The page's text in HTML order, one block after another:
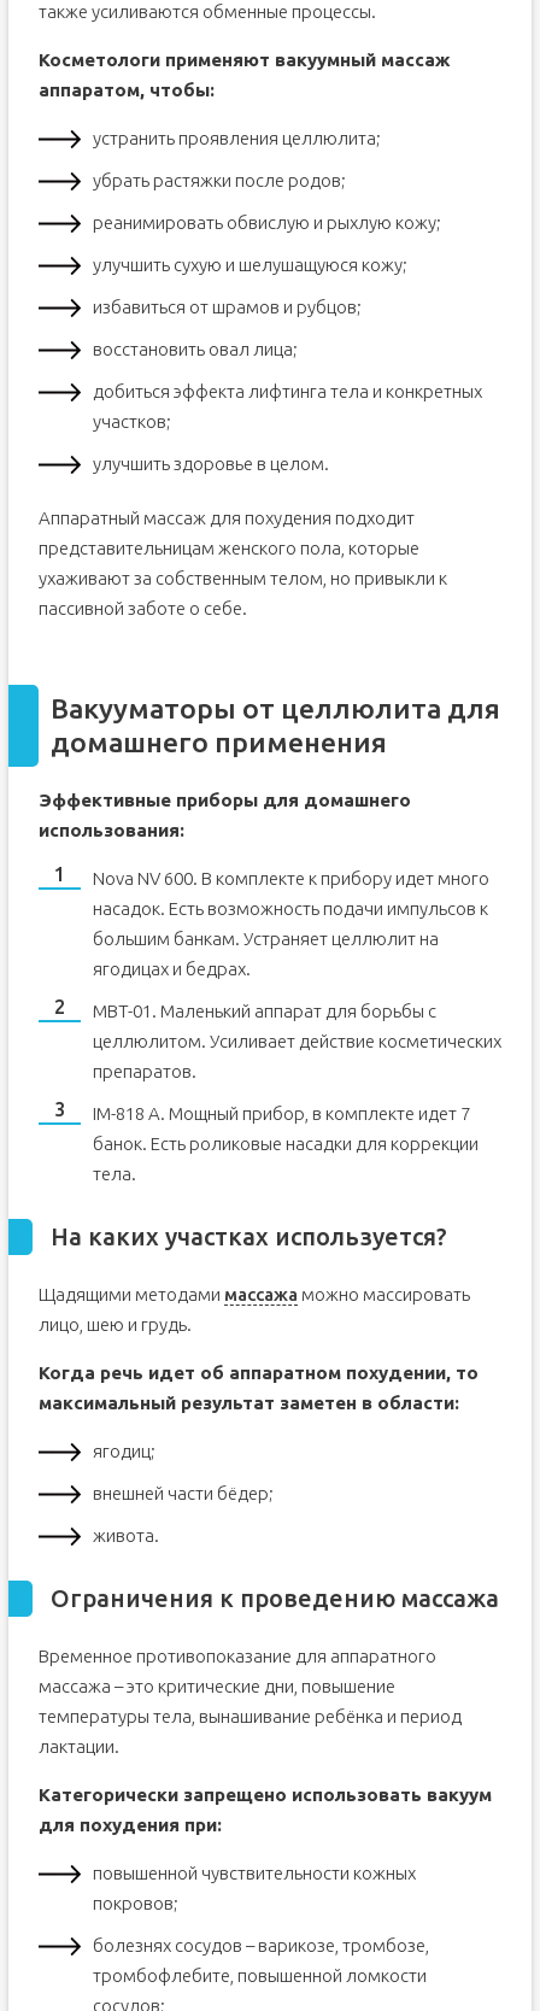
также усиливаются обменные процессы.
Косметологи применяют вакуумный массаж
аппаратом, чтобы:
устранить проявления целлюлита;
убрать растяжки после родов;
реанимировать обвислую и рыхлую кожу;
улучшить сухую и шелушащуюся кожу;
избавиться от шрамов и рубцов;
восстановить овал лица;
добиться эффекта лифтинга тела и конкретных
участков;
улучшить здоровье в целом.
Аппаратный массаж для похудения подходит
представительницам женского пола, которые
ухаживают за собственным телом, но привыкли к
пассивной заботе о себе.
Вакууматоры от целлюлита для
домашнего применения
Эффективные приборы для домашнего
использования:
Nova NV 600. В комплекте к прибору идет много
насадок. Есть возможность подачи импульсов к
большим банкам. Устраняет целлюлит на
ягодицах и бедрах.
MBT-01. Маленький аппарат для борьбы с
целлюлитом. Усиливает действие косметических
препаратов.
IM-818 A. Мощный прибор, в комплекте идет 7
банок. Есть роликовые насадки для коррекции
тела.
На каких участках используется?
Щадящими методами массажа можно массировать
лицо, шею и грудь.
Когда речь идет об аппаратном похудении, то
максимальный результат заметен в области:
ягодиц;
внешней части бёдер;
живота.
Ограничения к проведению массажа
Временное противопоказание для аппаратного
массажа – это критические дни, повышение
температуры тела, вынашивание ребёнка и период
лактации.
Категорически запрещено использовать вакуум
для похудения при:
повышенной чувствительности кожных
покровов;
болезнях сосудов – варикозе, тромбозе,
тромбофлебите, повышенной ломкости
сосудов;